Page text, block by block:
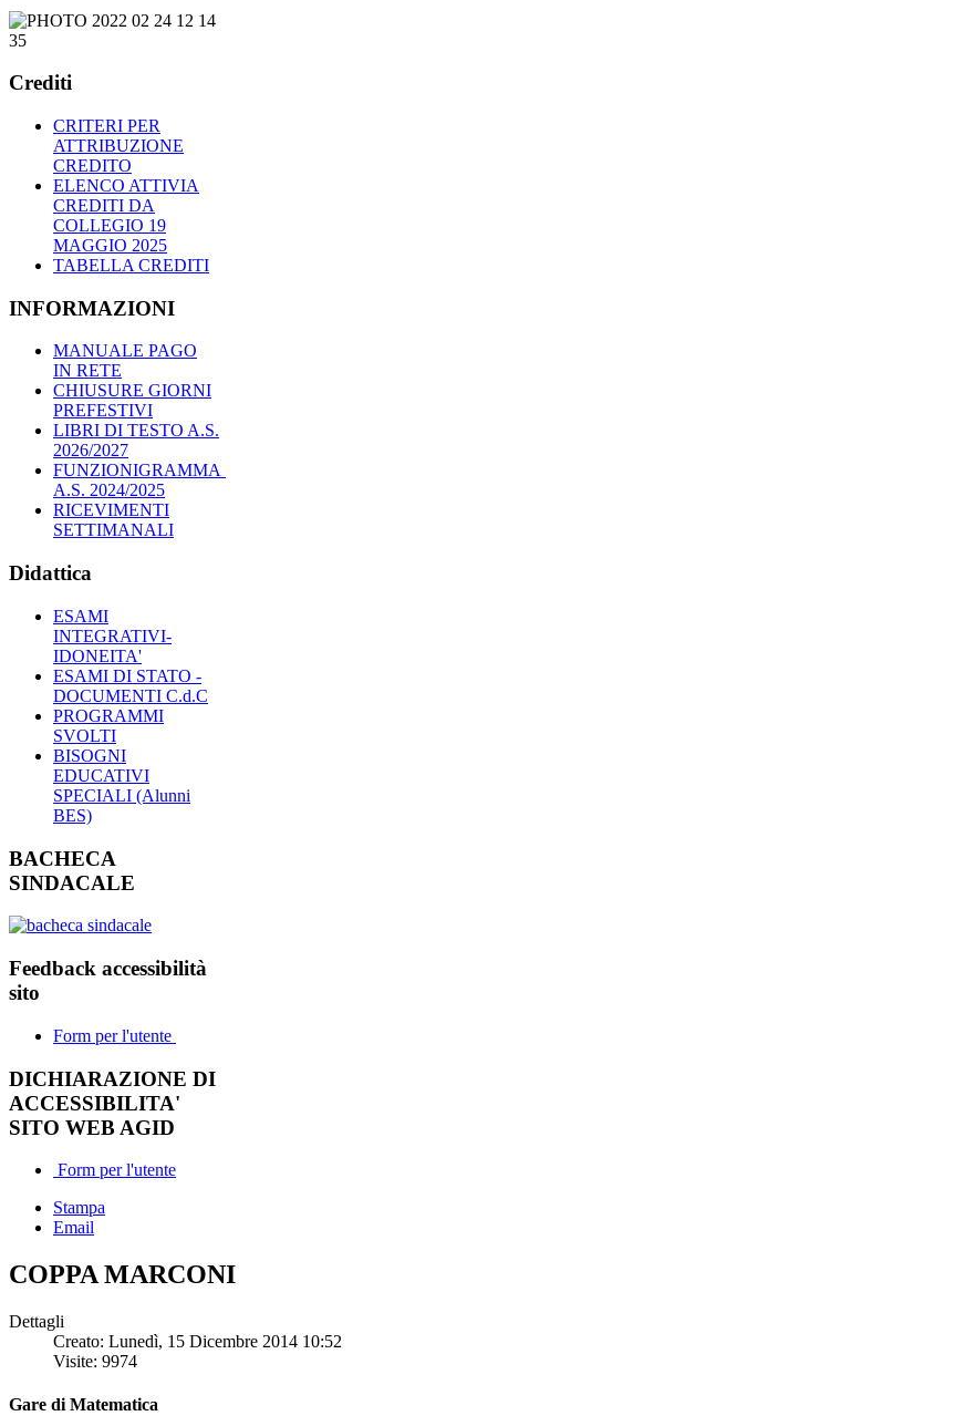
Crediti
CRITERI PER
ATTRIBUZIONE
CREDITO
ELENCO ATTIVIA
CREDITI DA
COLLEGIO 19
MAGGIO 2025
TABELLA CREDITI
INFORMAZIONI
MANUALE PAGO
IN RETE
CHIUSURE GIORNI
PREFESTIVI
LIBRI DI TESTO A.S.
2026/2027
FUNZIONIGRAMMA
A.S. 2024/2025
RICEVIMENTI
SETTIMANALI
Didattica
ESAMI
INTEGRATIVI-
IDONEITA'
ESAMI DI STATO -
DOCUMENTI C.d.C
PROGRAMMI
SVOLTI
BISOGNI
EDUCATIVI
SPECIALI (Alunni
BES)
BACHECA
SINDACALE
Feedback accessibilità
sito
Form per l'utente
DICHIARAZIONE DI
ACCESSIBILITA'
SITO WEB AGID
Form per l'utente
Stampa
Email
COPPA MARCONI
Dettagli
Creato: Lunedì, 15 Dicembre 2014 10:52
Visite: 9974
Gare di Matematica